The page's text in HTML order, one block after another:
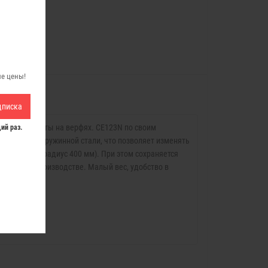
цены!
раз.
для работы на верфях. CE123N по своим
из пружинной стали, что позволяет изменять
радиус 400 мм). При этом сохраняется
производстве. Малый вес, удобство в